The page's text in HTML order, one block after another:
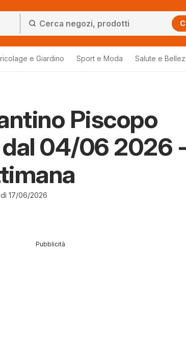
e Giardino Sport e Moda Salute e
Piscopo
04/06 2026
17/06/2026
Pubblicità